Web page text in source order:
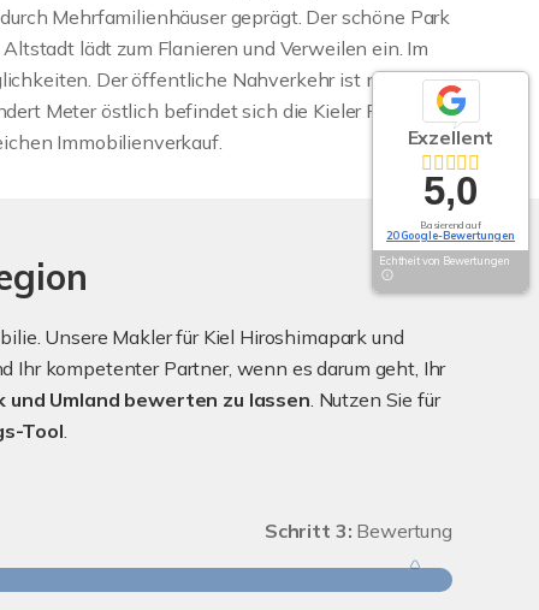
Mehrfamilienhäuser geprägt. Der schöne Park
lädt zum Flanieren und Verweilen ein. Im
Der öffentliche Nahverkehr ist mit
Meter östlich befindet sich die Kieler Förde.
Immobilienverkauf.
Unsere Makler für Kiel Hiroshimapark und
Ihr kompetenter Partner, wenn es darum geht, Ihr
und Umland bewerten zu lassen. Nutzen Sie für
Tool.
Schritt 3: Bewertung
Exzellent
5,0
Basierend auf
20 Google-Bewertungen
Echtheit von Bewertungen